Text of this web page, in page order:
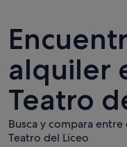
alquiler
Teatro
Busca y compara
Teatro del Liceo